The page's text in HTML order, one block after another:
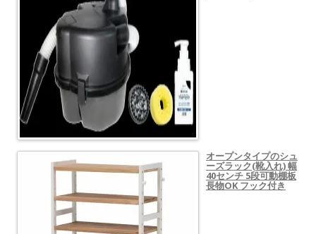
オープンタイプのシュ
ーズラック(靴入れ) 幅
40センチ 5段可動棚板
長物OK フック付き